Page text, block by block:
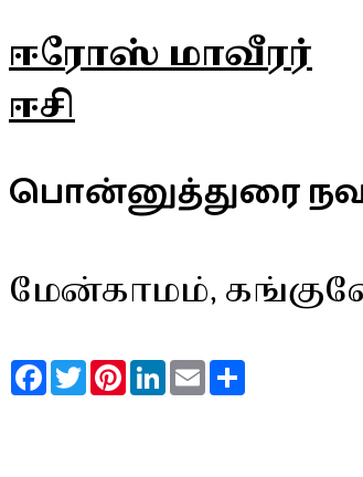
ஈரோஸ் மாவீரர்
ஈசி
பொன்னுத்துரை
மேன்காமம்,
FacebookTwitterPinterestLinkedInEmail